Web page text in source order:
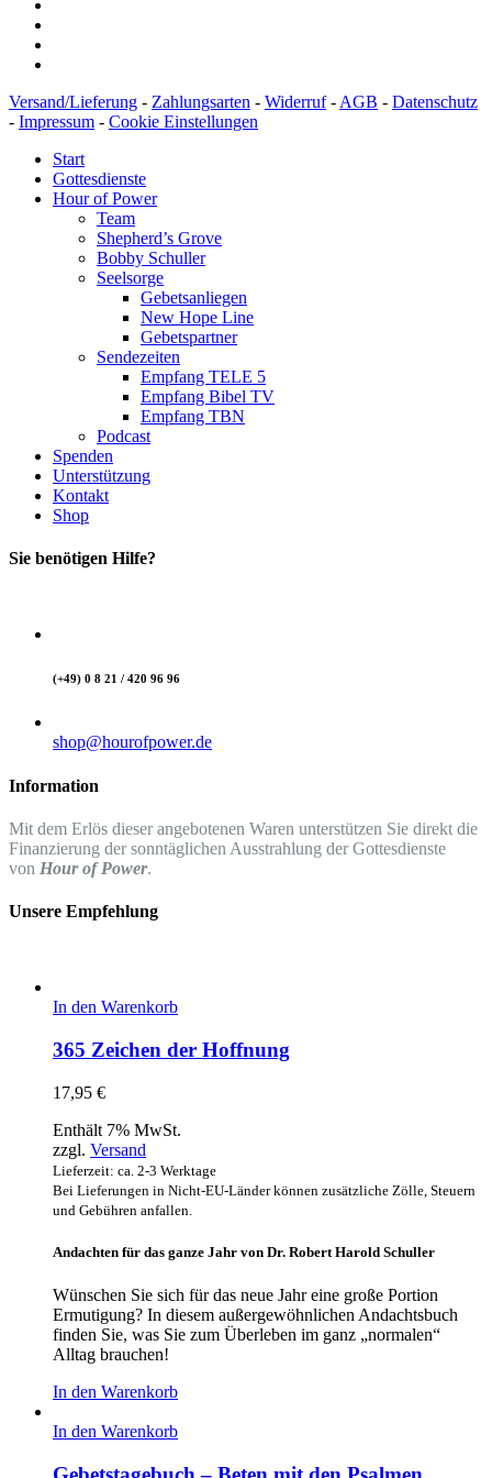
Versand/Lieferung - Zahlungsarten - Widerruf- AGB - Datenschutz
- Impressum - Cookie Einstellungen
Start
Gottesdienste
Hour of Power
Team
Shepherd’s Grove
Bobby Schuller
Seelsorge
Gebetsanliegen
New Hope Line
Gebetspartner
Sendezeiten
Empfang TELE 5
Empfang Bibel TV
Empfang TBN
Podcast
Spenden
Unterstützung
Kontakt
Shop
Sie benötigen Hilfe?
(+49) 0 8 21 / 420 96 96
shop@hourofpower.de
Information
Mit dem Erlös dieser angebotenen Waren unterstützen Sie direkt die
Finanzierung der sonntäglichen Ausstrahlung der Gottesdienste
von Hour of Power.
Unsere Empfehlung
In den Warenkorb
365 Zeichen der Hoffnung
17,95 €
Enthält 7% MwSt.
zzgl. Versand
Lieferzeit: ca. 2-3 Werktage
Bei Lieferungen in Nicht-EU-Länder können zusätzliche Zölle, Steuern
und Gebühren anfallen.
Andachten für das ganze Jahr von Dr. Robert Harold Schuller
Wünschen Sie sich für das neue Jahr eine große Portion
Ermutigung? In diesem außergewöhnlichen Andachtsbuch
finden Sie, was Sie zum Überleben im ganz „normalen“
Alltag brauchen!
In den Warenkorb
In den Warenkorb